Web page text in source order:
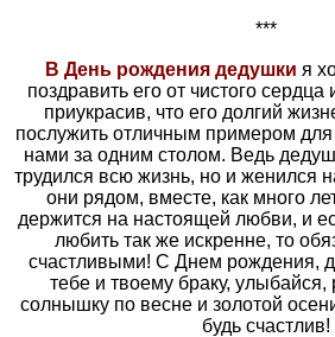
***
В День рождения дедушки я
поздравить его от чистого сердца
приукрасив, что его долгий
послужить отличным примером для
нами за одним столом. Ведь
трудился всю жизнь, но и женился
они рядом, вместе, как много
держится на настоящей любви, и
любить так же искренне, то
счастливыми! С Днем рождения,
тебе и твоему браку, улыбайся,
солнышку по весне и золотой
будь счастлив!